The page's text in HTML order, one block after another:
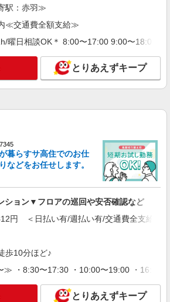
格未経験OK！主婦主夫に優しい職場！デ
ビスSTAFF
寄り駅：拝島
者向け住宅staff
時給1800円 ◆前払い・日払い・週払いOK
京都北区
ス 新宿本社 第3営業部
養護老人ホームでの介護士
駅：赤羽≫
≪交通費全額支給≫
曜日相談OK＊ 8:00〜17:00 9:00〜18:00
とりあえずキープ
暮らすサ高住でのお仕
などをお任せします。
ション▼フロアの巡回や安否確認など
円 ＜日払い有/週払い有/交通費全支給(ガ
歩10分ほど♪
・8:30〜17:30 ・10:00〜19:00 ・16:00
とりあえずキープ